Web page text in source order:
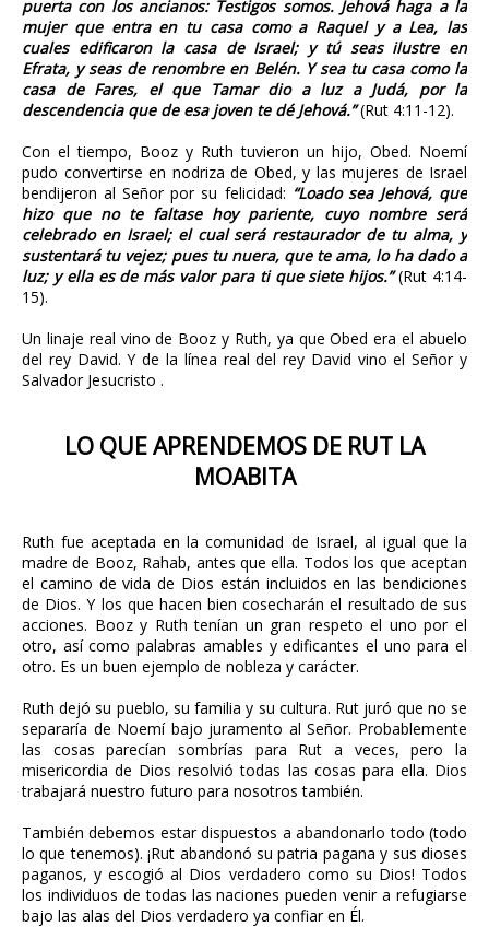
puerta con los ancianos: Testigos somos. Jehová haga a la
mujer que entra en tu casa como a Raquel y a Lea, las
cuales edificaron la casa de Israel; y tú seas ilustre en
Efrata, y seas de renombre en Belén. Y sea tu casa como la
casa de Fares, el que Tamar dio a luz a Judá, por la
descendencia que de esa joven te dé Jehová.”(Rut 4:11-12).
Con el tiempo, Booz y Ruth tuvieron un hijo, Obed. Noemí
pudo convertirse en nodriza de Obed, y las mujeres de Israel
bendijeron al Señor por su felicidad: “Loado sea Jehová, que
hizo que no te faltase hoy pariente, cuyo nombre será
celebrado en Israel; el cual será restaurador de tu alma, y
sustentará tu vejez; pues tu nuera, que te ama, lo ha dado a
luz; y ella es de más valor para ti que siete hijos.”(Rut 4:14-
15).
Un linaje real vino de Booz y Ruth, ya que Obed era el abuelo
del rey David. Y de la línea real del rey David vino el Señor y
Salvador Jesucristo .
LO QUE APRENDEMOS DE RUT LA
MOABITA
Ruth fue aceptada en la comunidad de Israel, al igual que la
madre de Booz, Rahab, antes que ella. Todos los que aceptan
el camino de vida de Dios están incluidos en las bendiciones
de Dios. Y los que hacen bien cosecharán el resultado de sus
acciones. Booz y Ruth tenían un gran respeto el uno por el
otro, así como palabras amables y edificantes el uno para el
otro. Es un buen ejemplo de nobleza y carácter.
Ruth dejó su pueblo, su familia y su cultura. Rut juró que no se
separaría de Noemí bajo juramento al Señor. Probablemente
las cosas parecían sombrías para Rut a veces, pero la
misericordia de Dios resolvió todas las cosas para ella. Dios
trabajará nuestro futuro para nosotros también.
También debemos estar dispuestos a abandonarlo todo (todo
lo que tenemos). ¡Rut abandonó su patria pagana y sus dioses
paganos, y escogió al Dios verdadero como su Dios! Todos
los individuos de todas las naciones pueden venir a refugiarse
bajo las alas del Dios verdadero ya confiar en Él.